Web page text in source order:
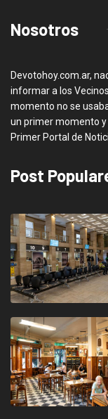
Nosotros
Devotohoy.com.ar,
informar a los
momento no se
un primer momento
Primer Portal de
Post